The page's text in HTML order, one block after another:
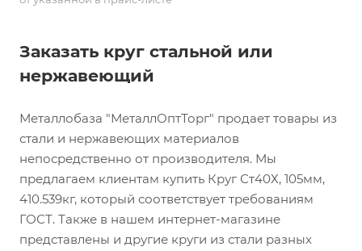
Заказать круг стальной или
нержавеющий
Металлобаза "МеталлОптТорг" продает товары из
стали и нержавеющих материалов
непосредственно от производителя. Мы
предлагаем клиентам купить Круг Ст40Х, 105мм,
410.539кг, который соответствует требованиям
ГОСТ. Также в нашем интернет-магазине
представлены и другие круги из стали разных